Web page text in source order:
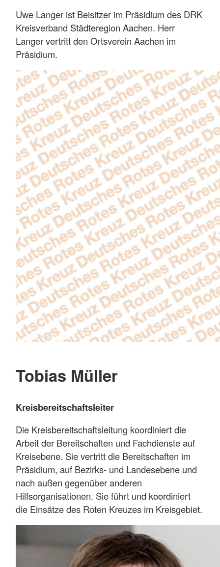
Uwe Langer ist Beisitzer im Präsidium des DRK
Kreisverband Städteregion Aachen. Herr
Langer vertritt den Ortsverein Aachen im
Präsidium.
Tobias Müller
Kreisbereitschaftsleiter
Die Kreisbereitschaftsleitung koordiniert die
Arbeit der Bereitschaften und Fachdienste auf
Kreisebene. Sie vertritt die Bereitschaften im
Präsidium, auf Bezirks- und Landesebene und
nach außen gegenüber anderen
Hilfsorganisationen. Sie führt und koordiniert
die Einsätze des Roten Kreuzes im Kreisgebiet.